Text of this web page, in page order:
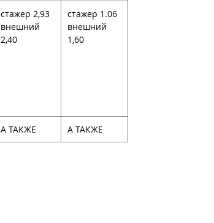
стажер 2,93
внешний
2,40
стажер 1.06
внешний
1,60
А ТАКЖЕ А ТАКЖЕ